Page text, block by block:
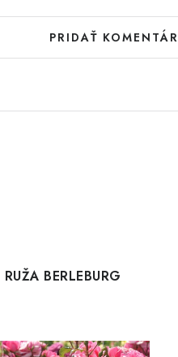
PRIDAŤ KOMENTÁR
RUŽA BERLEBURG